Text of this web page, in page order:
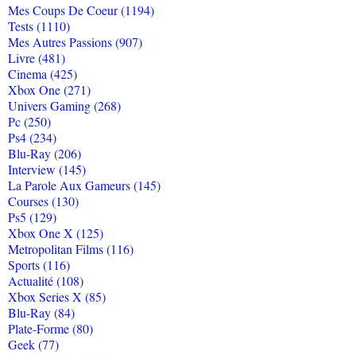
Mes Coups De Coeur (1194)
Tests (1110)
Mes Autres Passions (907)
Livre (481)
Cinema (425)
Xbox One (271)
Univers Gaming (268)
Pc (250)
Ps4 (234)
Blu-Ray (206)
Interview (145)
La Parole Aux Gameurs (145)
Courses (130)
Ps5 (129)
Xbox One X (125)
Metropolitan Films (116)
Sports (116)
Actualité (108)
Xbox Series X (85)
Blu-Ray (84)
Plate-Forme (80)
Geek (77)